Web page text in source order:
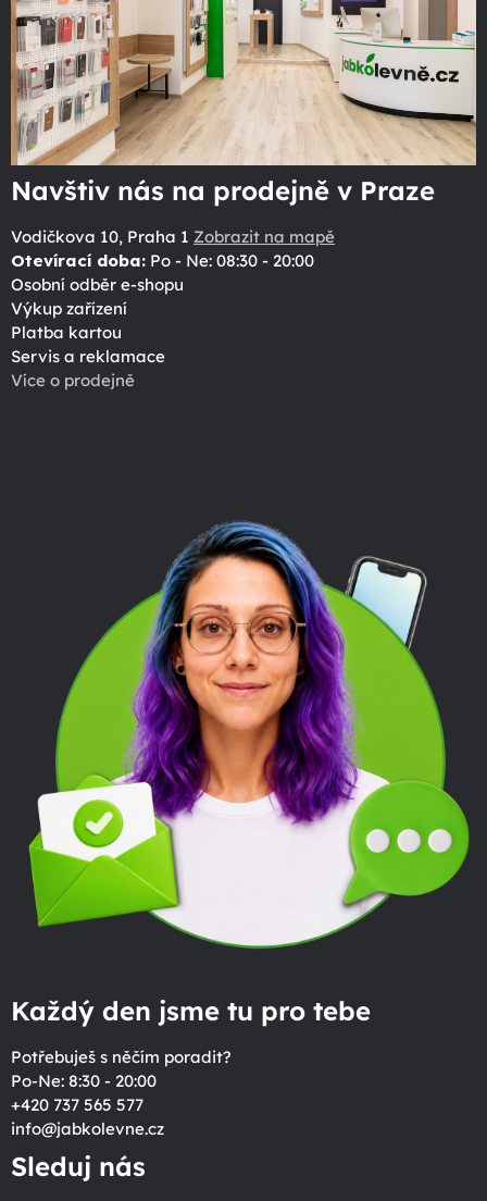
Navštiv nás na prodejně v Praze
Vodičkova 10, Praha 1 Zobrazit na mapě
Otevírací doba: Po - Ne: 08:30 - 20:00
Osobní odběr e-shopu
Výkup zařízení
Platba kartou
Servis a reklamace
Více o prodejně
Každý den jsme tu pro tebe
Potřebuješ s něčím poradit?
Po-Ne: 8:30 - 20:00
+420 737 565 577
info@jabkolevne.cz
Sleduj nás